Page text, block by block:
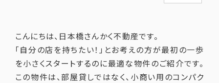
こんにちは、日本橋さんかく不動産です。
「自分の店を持ちたい！」とお考えの方が最初の一歩
を小さくスタートするのに最適な物件のご紹介です。
この物件は、部屋貸しではなく、小商い用のコンパク